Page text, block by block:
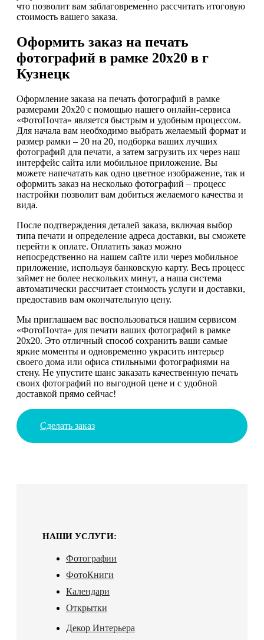
что позволит вам заблаговременно рассчитать итоговую
стоимость вашего заказа.
Оформить заказ на печать
фотографий в рамке 20х20 в г
Кузнецк
Оформление заказа на печать фотографий в рамке
размерами 20х20 с помощью нашего онлайн-сервиса
«ФотоПочта» является быстрым и удобным процессом.
Для начала вам необходимо выбрать желаемый формат и
размер рамки – 20 на 20, подборка ваших лучших
фотографий для печати, а затем загрузить их через наш
интерфейс сайта или мобильное приложение. Вы
можете напечатать как одно цветное изображение, так и
оформить заказ на несколько фотографий – процесс
настройки позволит вам добиться желаемого качества и
вида.
После подтверждения деталей заказа, включая выбор
типа печати и определение адреса доставки, вы сможете
перейти к оплате. Оплатить заказ можно
непосредственно на нашем сайте или через мобильное
приложение, используя банковскую карту. Весь процесс
займет не более нескольких минут, а наша система
автоматически рассчитает стоимость услуги и доставки,
предоставив вам окончательную цену.
Мы приглашаем вас воспользоваться нашим сервисом
«ФотоПочта» для печати ваших фотографий в рамке
20х20. Это отличный способ сохранить ваши самые
яркие моменты и одновременно украсить интерьер
своего дома или офиса стильными фотографиями на
стену. Не упустите шанс заказать качественную печать
своих фотографий по выгодной цене и с удобной
доставкой прямо сейчас!
Сделать заказ
НАШИ УСЛУГИ:
Фотографии
ФотоКниги
Календари
Открытки
Декор Интерьера